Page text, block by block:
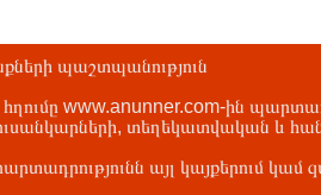
պաշտպանություն
հղումը www.anunner.com-ին
տեղեկատվական և
այլ կայքերում կամ